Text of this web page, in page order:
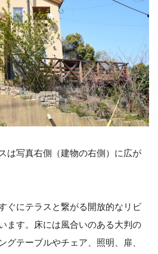
は写真右側（建物の右側）に広が
ぐにテラスと繋がる開放的なリビ
ます。床には風合いのある大判の
グテーブルやチェア、照明、扉、